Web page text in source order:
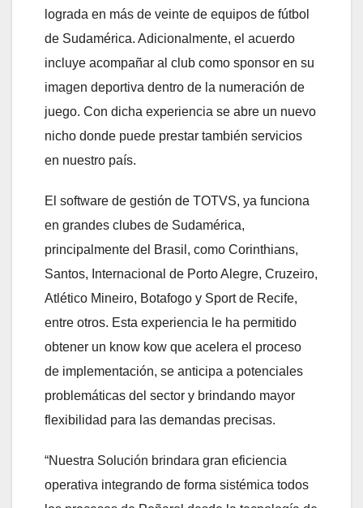
lograda en más de veinte de equipos de fútbol
de Sudamérica. Adicionalmente, el acuerdo
incluye acompañar al club como sponsor en su
imagen deportiva dentro de la numeración de
juego. Con dicha experiencia se abre un nuevo
nicho donde puede prestar también servicios
en nuestro país.
El software de gestión de TOTVS, ya funciona
en grandes clubes de Sudamérica,
principalmente del Brasil, como Corinthians,
Santos, Internacional de Porto Alegre, Cruzeiro,
Atlético Mineiro, Botafogo y Sport de Recife,
entre otros. Esta experiencia le ha permitido
obtener un know kow que acelera el proceso
de implementación, se anticipa a potenciales
problemáticas del sector y brindando mayor
flexibilidad para las demandas precisas.
“Nuestra Solución brindara gran eficiencia
operativa integrando de forma sistémica todos